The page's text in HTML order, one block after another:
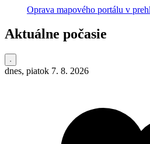
Oprava mapového portálu v
Aktuálne počasie
dnes, piatok 7. 8. 2026